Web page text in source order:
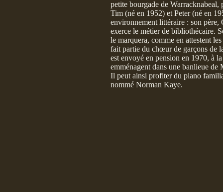
petite bourgade de
Tim (né en 1952) et Peter (né en
environnement littéraire : son père,
exerce le métier de bibliothécaire.
le marquera, comme en attestent
fait partie du chœur de garçons de
est envoyé en pension en 1970, à
emménagent dans une banlieue
Il peut ainsi profiter du piano
nommé Norman Kaye.